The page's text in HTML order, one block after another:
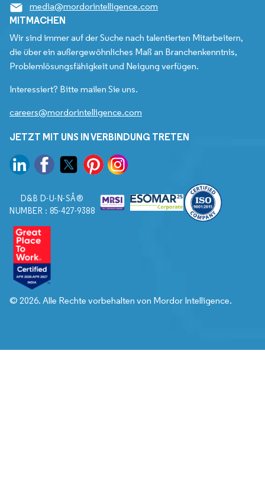
media@mordorintelligence.com
MITMACHEN
Wir sind immer auf der Suche nach talentierten Mitarbeitern,
die über ein außergewöhnliches Maß an Branchenkenntnis,
Problemlösungsfähigkeit und Neigung verfügen.
Interessiert? Bitte mailen Sie uns.
careers@mordorintelligence.com
JETZT MIT UNS IN VERBINDUNG TRETEN
D&B D-U-N-SÂ®
NUMBER : 85-427-9388
© 2026. Alle Rechte vorbehalten von Mordor Intelligence.